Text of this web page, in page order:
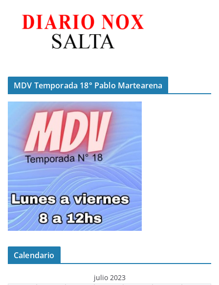
MDV Temporada 18° Pablo Martearena
Calendario
julio 2023